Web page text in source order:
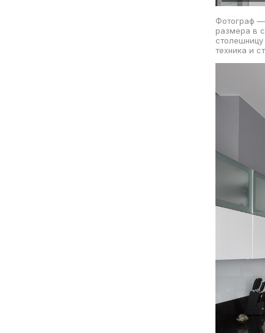
Фотограф —
размера в
техника и